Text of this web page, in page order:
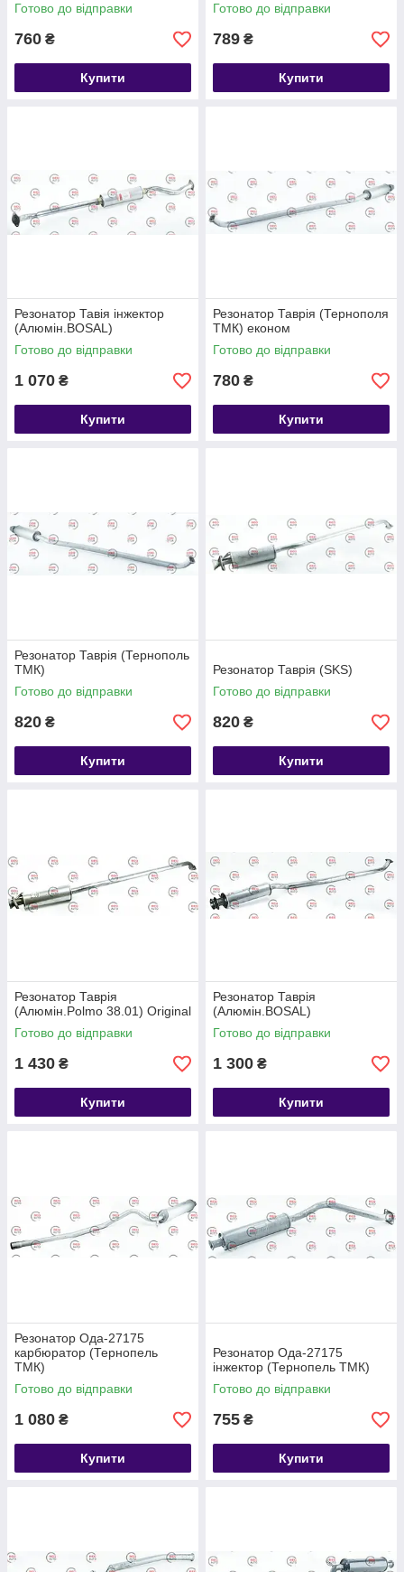
Готово до відправки
760 ₴
Купити
Готово до відправки
789 ₴
Купити
Резонатор Тавія інжектор
(Aлюмін.BOSAL)
Готово до відправки
1 070 ₴
Купити
Резонатор Таврія (Тернополя
ТМК) економ
Готово до відправки
780 ₴
Купити
Резонатор Таврія (Тернополь
ТМК)
Готово до відправки
820 ₴
Купити
Резонатор Таврія (SKS)
Готово до відправки
820 ₴
Купити
Резонатор Таврія
(Aлюмін.Polmo 38.01) Original
Готово до відправки
1 430 ₴
Купити
Резонатор Таврія
(Aлюмін.BOSAL)
Готово до відправки
1 300 ₴
Купити
Резонатор Ода-27175
карбюратор (Тернопель
ТМК)
Готово до відправки
1 080 ₴
Купити
Резонатор Ода-27175
інжектор (Тернопель ТМК)
Готово до відправки
755 ₴
Купити